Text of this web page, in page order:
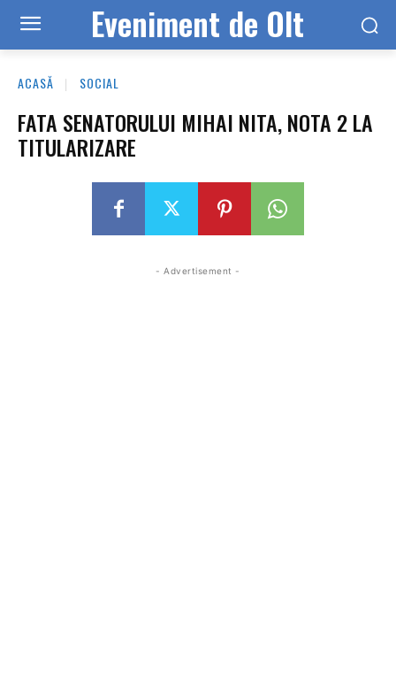
Eveniment de Olt
ACASĂ SOCIAL
FATA SENATORULUI MIHAI NITA, NOTA 2 LA
TITULARIZARE
- Advertisement -